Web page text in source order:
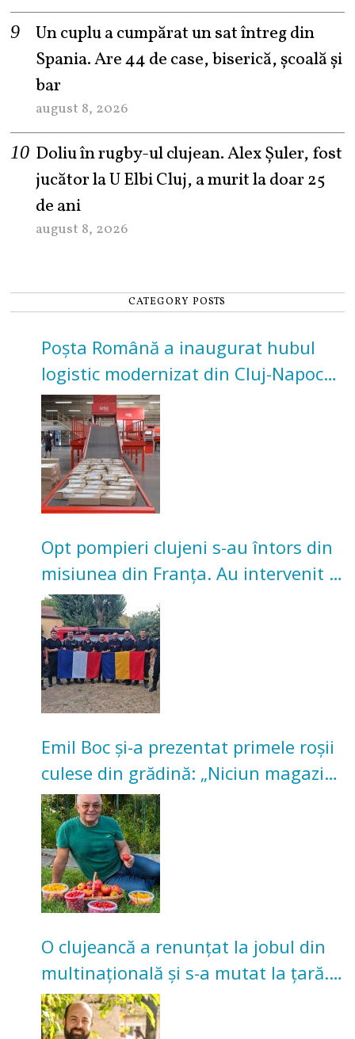
Un cuplu a cumpărat un sat întreg din
Spania. Are 44 de case, biserică, școală și
bar
august 8, 2026
Doliu în rugby-ul clujean. Alex Șuler, fost
jucător la U Elbi Cluj, a murit la doar 25
de ani
august 8, 2026
CATEGORY POSTS
Poșta Română a inaugurat hubul
logistic modernizat din Cluj-Napoca.
Investiție de 3 milioane de euro
Opt pompieri clujeni s-au întors din
misiunea din Franța. Au intervenit la
incendii de vegetație și pădure
Emil Boc și-a prezentat primele roșii
culese din grădină: „Niciun magazin
nu poate oferi această satisfacție”
O clujeancă a renunțat la jobul din
multinațională și s-a mutat la țară.
Acum cultivă legume în grădina
bunicilor